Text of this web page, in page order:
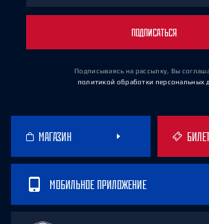
ПОДПИСАТЬСЯ
Подписываясь на рассылку, Вы
политикой обработки персональных
МАГАЗИН
МОБИЛЬНОЕ ПРИЛОЖЕНИЕ